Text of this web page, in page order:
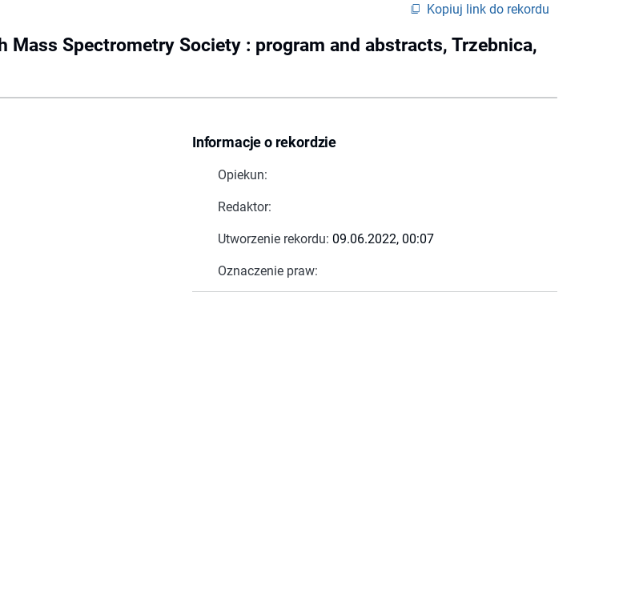
Kopiuj link do rekordu
Mass Spectrometry Society : program and abstracts, Trzebnica,
Informacje o rekordzie
Opiekun:
Redaktor:
Utworzenie rekordu: 09.06.2022, 00:07
Oznaczenie praw: